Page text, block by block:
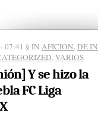
07:41 § IN AFICION,DE
,VARIOS
Y se hizo la
FC Liga